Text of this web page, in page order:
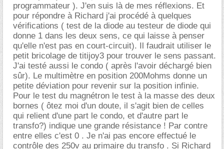
programmateur ). J'en suis là de mes réflexions. Et
pour répondre à Richard j'ai procédé à quelques
vérifications ( test de la diode au testeur de diode qui
donne 1 dans les deux sens, ce qui laisse à penser
qu'elle n'est pas en court-circuit). Il faudrait utiliser le
petit bricolage de titijoy3 pour trouver le sens passant.
J'ai testé aussi le condo ( après l'avoir déchargé bien
sûr). Le multimètre en position 200Mohms donne un
petite déviation pour revenir sur la position infinie.
Pour le test du magnétron le test à la masse des deux
bornes ( ôtez moi d'un doute, il s'agit bien de celles
qui relient d'une part le condo, et d'autre part le
transfo?) indique une grande résistance ! Par contre
entre elles c'est 0 . Je n'ai pas encore effectué le
contrôle des 250v au primaire du transfo . Si Richard